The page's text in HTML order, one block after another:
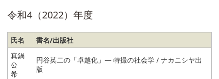
令和4（2022）年度
氏名
書名/出版社
真鍋
公
希
円谷英二の「卓越化」― 特撮の社会学 / ナカニシヤ出
版